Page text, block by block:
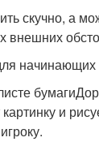
скучно, а
внешних
и